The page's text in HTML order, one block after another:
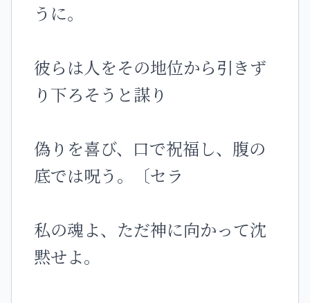
うに。
彼らは人をその地位から引きず
り下ろそうと謀り
偽りを喜び、口で祝福し、腹の
底では呪う。〔セラ
私の魂よ、ただ神に向かって沈
黙せよ。